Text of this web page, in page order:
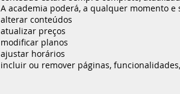
A academia poderá, a qualquer momento e
alterar conteúdos
atualizar preços
modificar planos
ajustar horários
incluir ou remover páginas,